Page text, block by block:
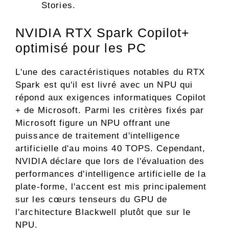
Stories.
NVIDIA RTX Spark Copilot+
optimisé pour les PC
L'une des caractéristiques notables du RTX
Spark est qu'il est livré avec un NPU qui
répond aux exigences informatiques Copilot
+ de Microsoft. Parmi les critères fixés par
Microsoft figure un NPU offrant une
puissance de traitement d'intelligence
artificielle d'au moins 40 TOPS. Cependant,
NVIDIA déclare que lors de l'évaluation des
performances d'intelligence artificielle de la
plate-forme, l'accent est mis principalement
sur les cœurs tenseurs du GPU de
l'architecture Blackwell plutôt que sur le
NPU.